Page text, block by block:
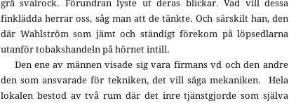
grå svalrock. Förundran lyste ut deras blickar. Vad vill dessa
finklädda herrar oss, såg man att de tänkte. Och särskilt han, den
där Wahlström som jämt och ständigt förekom på löpsedlarna
utanför tobakshandeln på hörnet intill.
Den ene av männen visade sig vara firmans vd och den andre
den som ansvarade för tekniken, det vill säga mekaniken.
Hela
lokalen bestod av två rum där det inre tjänstgjorde som själva